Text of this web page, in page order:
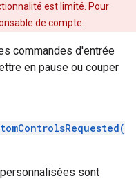
est limité. Pour
de compte.
commandes d'entrée
en pause ou couper
sont